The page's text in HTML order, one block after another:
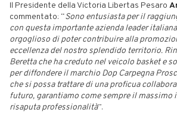
Il Presidente della Victoria Libertas Pesaro
commentato: “Sono entusiasta per il
con questa importante azienda leader
orgoglioso di poter contribuire alla
eccellenza del nostro splendido territorio.
Beretta che ha creduto nel veicolo basket e
per diffondere il marchio Dop Carpegna
che si possa trattare di una proficua
futuro, garantiamo come sempre il massimo
risaputa professionalità”.